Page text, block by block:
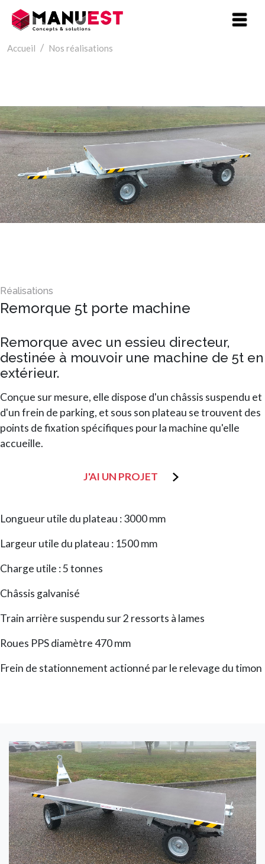
Accueil Nos réalisations
Remorque 5t porte machine
Remorque avec un essieu directeur,
destinée à mouvoir une machine de 5t en
extérieur.
Conçue sur mesure, elle dispose d'un châssis suspendu et
d'un frein de parking, et sous son plateau se trouvent des
points de fixation spécifiques pour la machine qu'elle
accueille.
J'AI UN PROJET
Longueur utile du plateau : 3000 mm
Largeur utile du plateau : 1500 mm
Charge utile : 5 tonnes
Châssis galvanisé
Train arrière suspendu sur 2 ressorts à lames
Roues PPS diamètre 470 mm
Frein de stationnement actionné par le relevage du timon
Image